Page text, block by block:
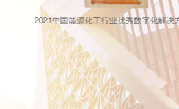
「2016BSIA」30周年突出贡献产品奖